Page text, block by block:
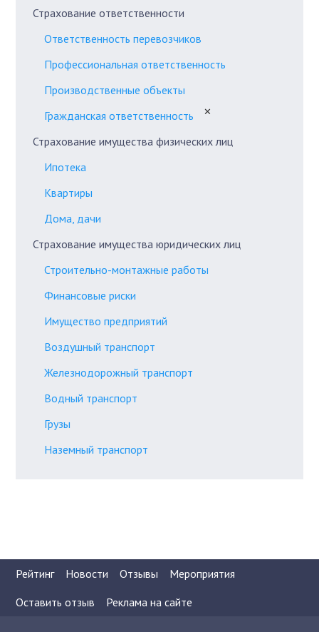
Страхование ответственности
Ответственность перевозчиков
Профессиональная ответственность
Производственные объекты
Гражданская ответственность
✕
Страхование имущества физических лиц
Ипотека
Квартиры
Дома, дачи
Страхование имущества юридических лиц
Строительно-монтажные работы
Финансовые риски
Имущество предприятий
Воздушный транспорт
Железнодорожный транспорт
Водный транспорт
Грузы
Наземный транспорт
Рейтинг Новости Отзывы
Мероприятия
Оставить отзыв
Реклама на сайте